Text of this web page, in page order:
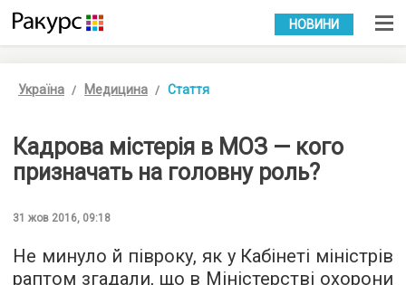
УКР РУС
НОВИНИ
Україна Медицина Стаття
Кадрова містерія в МОЗ — кого
призначать на головну роль?
31 жов 2016, 09:18
Не минуло й півроку, як у Кабінеті міністрів
раптом згадали, що в Міністерстві охорони